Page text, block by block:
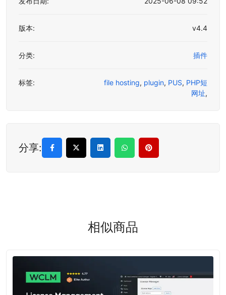
版本: v4.4
分类: 插件
标签: file hosting, plugin, PUS, PHP短
网址,
分享:
相似商品